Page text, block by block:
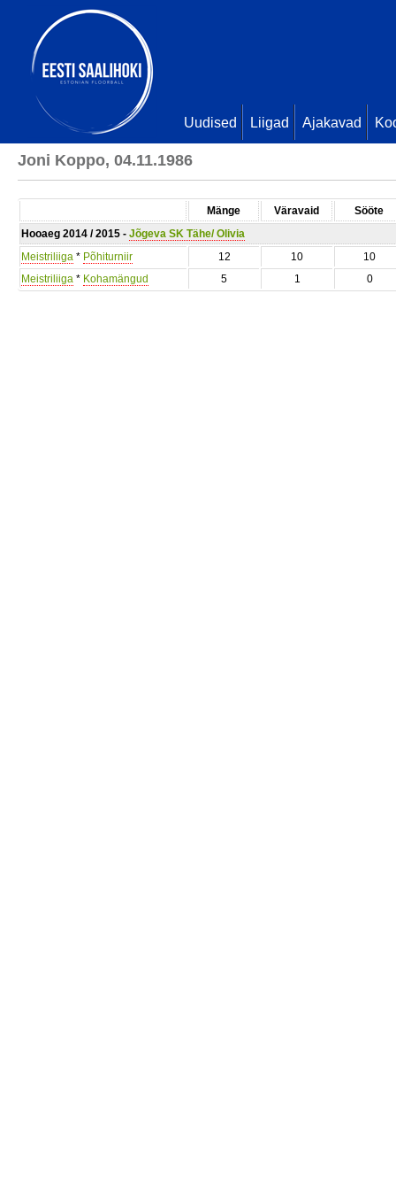
Uudised Liigad Ajakavad
Joni Koppo, 04.11.1986
Mänge Väravaid
Sööte
Hooaeg 2014 / 2015 - Jõgeva SK Tähe/ Olivia
Meistriliiga * Põhiturniir 12 10
10
Meistriliiga * Kohamängud 5 1 0